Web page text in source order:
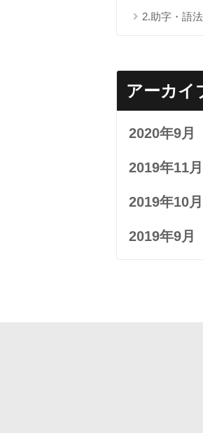
2.助字・語
アーカイ
2020年9月
2019年11月
2019年10月
2019年9月